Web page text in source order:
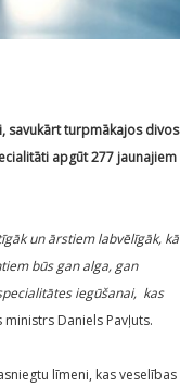
savukārt turpmākajos divos
apgūt 277 jaunajiem
un ārstiem labvēlīgāk, kā
būs gan alga, gan
iegūšanai, kas
Daniels Pavļuts.
līmeni, kas veselības